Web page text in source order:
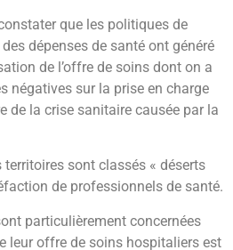
que les politiques de
dépenses de santé ont généré
de l’offre de soins dont on a
négatives sur la prise en charge
de la crise sanitaire causée par la
territoires sont classés « déserts
de professionnels de santé.
particulièrement concernées
leur offre de soins hospitaliers est